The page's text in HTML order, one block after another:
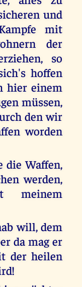
und
mit
der
so
hoffen
hier einem
müssen,
den wir
worden
die Waffen,
werden,
meinem
will, dem
da mag er
der heilen